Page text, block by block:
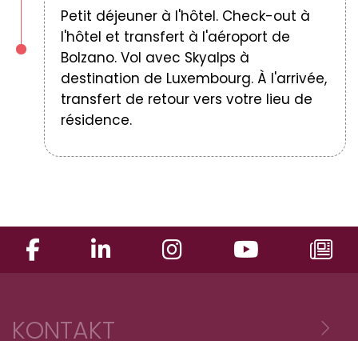
Petit déjeuner à l'hôtel. Check-out à
l'hôtel et transfert à l'aéroport de
Bolzano. Vol avec Skyalps à
destination de Luxembourg. À l'arrivée,
transfert de retour vers votre lieu de
résidence.
KONTAKT